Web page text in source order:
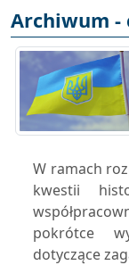
Archiwum -
W ramach
kwestii
pokrótce
dotyczące